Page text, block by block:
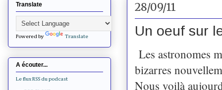
28/09/11
Un oeuf sur
Les astronomes
bizarres
Nous voilà
Translate
Powered by Translate
A écouter...
Le flux RSS du podcast